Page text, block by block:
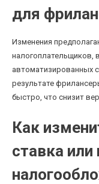
для
Изменения
налогоплательщиков,
автоматизированных
результате
быстро, что снизит
Как
ставка